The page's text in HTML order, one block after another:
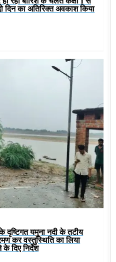
दिन का अतिरिक्त अवकाश किया
दृष्टिगत यमुना नदी के तटीय
कर वस्तुस्थिति का लिया
दिए निर्देश